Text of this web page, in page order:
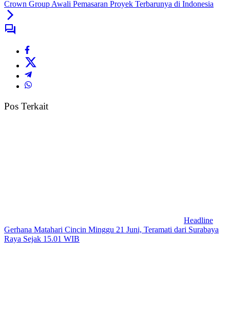
Crown Group Awali Pemasaran Proyek Terbarunya di Indonesia
Pos Terkait
Headline
Gerhana Matahari Cincin Minggu 21 Juni, Teramati dari Surabaya
Raya Sejak 15.01 WIB